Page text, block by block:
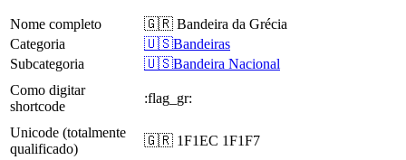
Nome completo
🇬🇷 Bandeira da Grécia
Categoria
🇺🇸Bandeiras
Subcategoria
🇺🇸Bandeira Nacional
Como digitar
shortcode
:flag_gr:
Unicode (totalmente
qualificado)
🇬🇷 1F1EC 1F1F7